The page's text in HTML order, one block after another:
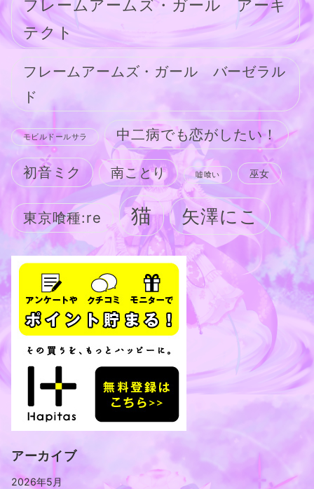
フレームアームズ・ガール アーキ
テクト
フレームアームズ・ガール バーゼラル
ド
モビルドールサラ 中二病でも恋がしたい！
初音ミク 南ことり 嘘喰い 巫女
東京喰種:re 猫 矢澤にこ
アーカイブ
2026年5月